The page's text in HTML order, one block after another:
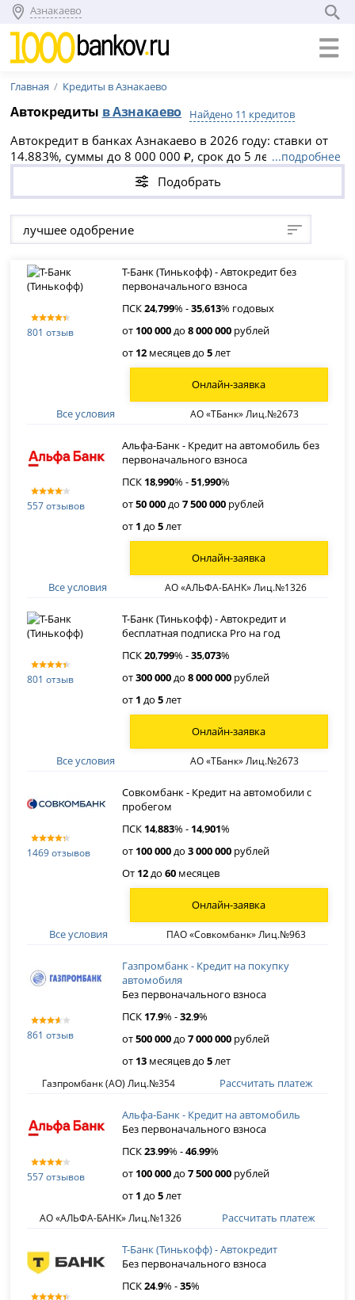
Азнакаево
Главная Кредиты в Азнакаево
Автокредиты в Азнакаево Найдено 11 кредитов
Автокредит в банках Азнакаево в 2026 году: ставки от
14.883%, суммы до 8 000 000 ₽, срок до 5 лет. Выберите
выгодное предложение на новый или подержанный
авто, оформите онлайн-заявку и получите одобрение
уже сегодня. Доступны кредиты без первоначального
взноса и рефинансирование ранее взятых займов.
...подробнее
Подобрать
лучшее одобрение
801 отзыв
Т-Банк (Тинькофф) - Автокредит без
первоначального взноса
ПСК24,799% -35,613% годовых
от 100 000до8 000 000 рублей
от 12 месяцев до5лет
Все условия АО «ТБанк» Лиц.№2673
Онлайн-заявка
557 отзывов
Альфа-Банк - Кредит на автомобиль без
первоначального взноса
ПСК 18,990% -51,990%
от50 000до7 500 000 рублей
от 1 до5лет
Все условия АО «АЛЬФА-БАНК» Лиц.№1326
Онлайн-заявка
801 отзыв
Т-Банк (Тинькофф) - Автокредит и
бесплатная подписка Pro на год
ПСК20,799% -35,073%
от300 000до8 000 000 рублей
от 1 до5лет
Все условия АО «ТБанк» Лиц.№2673
Онлайн-заявка
1469 отзывов
Совкомбанк - Кредит на автомобили с
пробегом
ПСК 14,883% - 14,901%
от 100 000до3 000 000 рублей
От 12до60 месяцев
Все условия ПАО «Совкомбанк» Лиц.№963
Онлайн-заявка
861 отзыв
Газпромбанк - Кредит на покупку
автомобиля
Без первоначального взноса
ПСК 17.9% -32.9%
от500 000до7 000 000 рублей
от 13 месяцев до5лет
Газпромбанк (АО) Лиц.№354 Рассчитать платеж
557 отзывов
Альфа-Банк - Кредит на автомобиль
Без первоначального взноса
ПСК23.99% -46.99%
от 100 000до7 500 000 рублей
от 1 до5лет
АО «АЛЬФА-БАНК» Лиц.№1326 Рассчитать платеж
Т-Банк (Тинькофф) - Автокредит
Без первоначального взноса
ПСК24.9% -35%